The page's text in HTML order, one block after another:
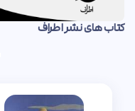
کتاب های نشر اطراف